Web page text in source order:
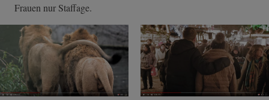
Frauen nur Staffage.